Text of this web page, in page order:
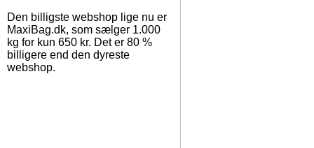
Den billigste webshop lige nu er
MaxiBag.dk, som sælger 1.000
kg for kun 650 kr. Det er 80 %
billigere end den dyreste
webshop.